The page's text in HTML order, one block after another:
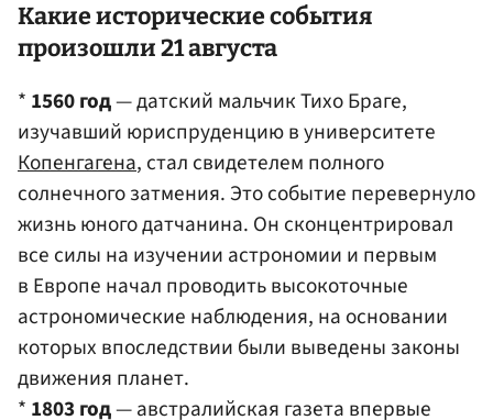
Какие исторические события
произошли 21 августа
* 1560 год— датский мальчик Тихо Браге,
изучавший юриспруденцию в университете
Копенгагена, стал свидетелем полного
солнечного затмения. Это событие перевернуло
жизнь юного датчанина. Он сконцентрировал
все силы на изучении астрономии и первым
в Европе начал проводить высокоточные
астрономические наблюдения, на основании
которых впоследствии были выведены законы
движения планет.
* 1803 год— австралийская газета впервые